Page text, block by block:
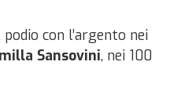
con l’argento nei
Sansovini, nei 100